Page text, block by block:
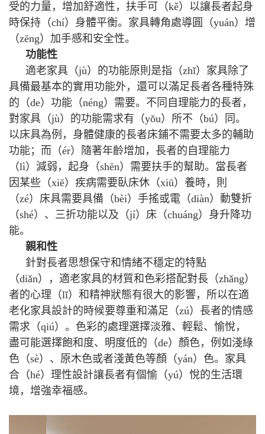
受的力量，增加舒適性，扶手可（kě）以讓長者起身
時保持（chí）身體平衡。家具轉角處導圓（yuán）增
（zēng）加手感和安全性。
功能性
適老家具（jù）的功能原則是指（zhǐ）家具除了
具備最基本的實用功能外，還可以滿足長者各種特殊
的（de）功能（néng）需要。不同自理能力的長者，
對家具（jù）的功能需求有（yǒu）所不（bú）同。
以床具為例，身體健康的長者床鋪不需要太多的輔助
功能；而（ér）隨著年齡增加，長者的自理能力
（lì）減弱，起身（shēn）需要扶手的幫助。當長者
因某些（xiē）疾病需要臥床休（xiū）養時，則
（zé）床具需要具備（bèi）手搖或電（diàn）動雙折
（shé）、三折功能以及（jí）床（chuáng）身升降功
能。
親和性
針對長者思想保守和情緒不穩定的特點
（diǎn），適老家具的材質和色彩搭配對長（zhǎng）
者的心理（lǐ）和精神狀態有很大的影響，所以在適
老化家具設計的時候要尊重和滿足（zú）長者的情感
需求（qiú）。色彩的處理選擇淡雅、輕鬆、愉悅，
盡可能選擇飽和度、明度低的（de）顏色，例如淺綠
色（sè）、原木色或者淺黃色等顏（yán）色。家具
合（hé）理性設計讓長者有個愉（yú）悅的生活環
境，增強幸福感。